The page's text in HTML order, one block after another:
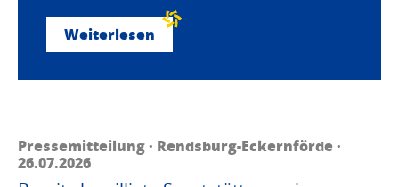
Weiterlesen
Pressemitteilung · Rendsburg-Eckernförde ·
26.07.2026